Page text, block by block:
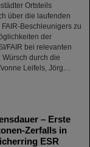
Ortsteils
über die laufenden
Beschleunigers zu
der
FAIR bei relevanten
durch die
Leifels, Jörg…
– Erste
Zerfalls in
ESR